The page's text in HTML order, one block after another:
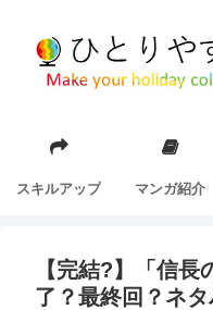
スキルアップ マンガ紹介
【完結?】「信
了？最終回？ネタ